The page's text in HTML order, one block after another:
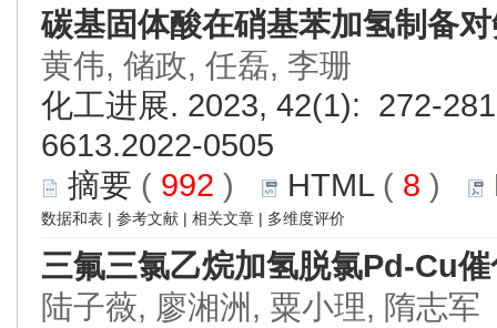
碳基固体酸在硝基苯加氢制备
黄伟, 储政, 任磊, 李珊
化工进展. 2023, 42(1): 272-
6613.2022-0505
摘要 ( 992 ) HTML( 8 )
数据和表 | 参考文献 | 相关文章 | 多维度评价
三氟三氯乙烷加氢脱氯Pd-Cu
陆子薇, 廖湘洲, 粟小理, 隋志军